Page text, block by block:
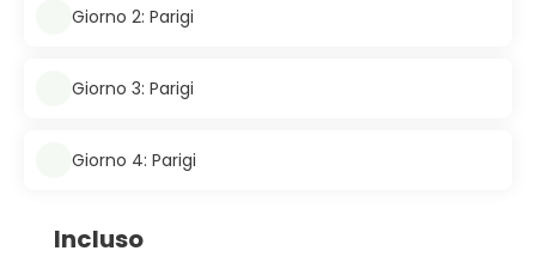
Giorno 2: Parigi
Giorno 3: Parigi
Giorno 4: Parigi
Incluso